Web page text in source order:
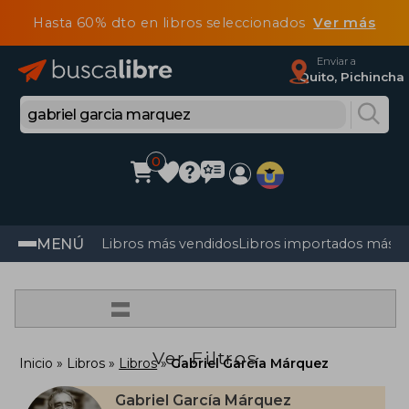
Hasta 60% dto en libros seleccionadosVer más
Enviar a
Quito, Pichincha
0
MENÚ Libros más vendidosLibros importados más
=
Ver Filtros
Inicio Libros Libros Gabriel García Márquez
Gabriel García Márquez